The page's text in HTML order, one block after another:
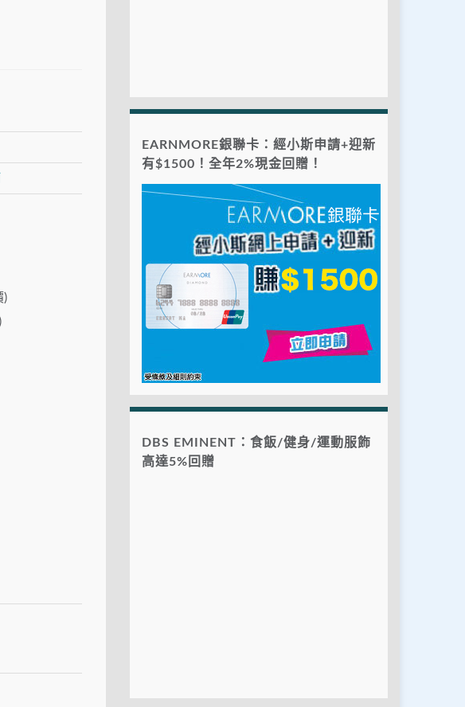
)
EARNMORE銀聯卡：經小斯申請+迎新
有$1500！全年2%現金回贈！
DBS EMINENT：食飯/健身/運動服飾
高達5%回贈